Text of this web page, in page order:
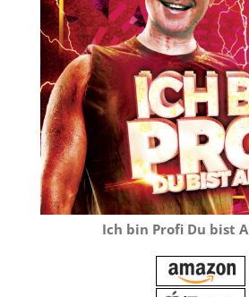
Ich bin Profi Du bist